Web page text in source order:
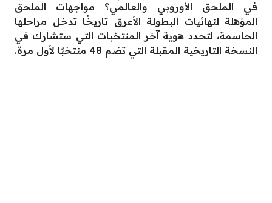
في الملحق الأوروبي والعالمي؟ مواجهات الملحق
المؤهلة لنهائيات البطولة الأعرق تاريخًا تدخل مراحلها
الحاسمة، لتحدد هوية آخر المنتخبات التي ستشارك في
النسخة التاريخية المقبلة التي تضم 48 منتخبًا لأول مرة.